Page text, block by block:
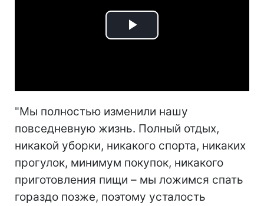
Play
"Мы полностью изменили нашу
повседневную жизнь. Полный отдых,
никакой уборки, никакого спорта, никаких
прогулок, минимум покупок, никакого
приготовления пищи – мы ложимся спать
гораздо позже, поэтому усталость